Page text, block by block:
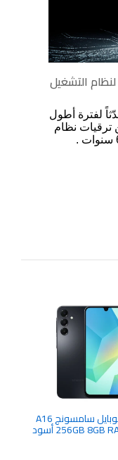
لفترة أطول
6 أجيال من ترقيات نظام
.
موبايل سامسونج A16
256GB 8GB RAM أسود